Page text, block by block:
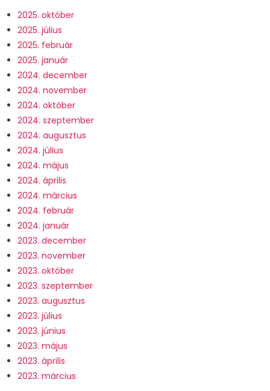
2025. október
2025. július
2025. február
2025. január
2024. december
2024. november
2024. október
2024. szeptember
2024. augusztus
2024. július
2024. május
2024. április
2024. március
2024. február
2024. január
2023. december
2023. november
2023. október
2023. szeptember
2023. augusztus
2023. július
2023. június
2023. május
2023. április
2023. március